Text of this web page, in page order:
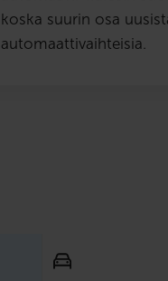
koska suurin osa
automaattivaihteisia.